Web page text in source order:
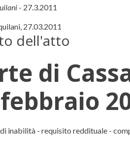
- 27.3.2011
27.03.2011
dell'atto
di
di Cassazione,
inabilità - requisito reddituale -